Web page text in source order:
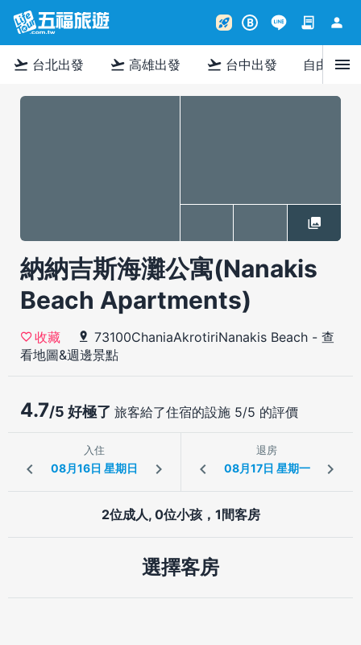
rocket_launch B contract person
flight_takeoff 台北出發 flight_takeoff 高雄出發 flight_takeoff 台中出發 自由行menu
納納吉斯海灘公寓(Nanakis
Beach Apartments)
收藏 73100ChaniaAkrotiriNanakis Beach - 查
看地圖&週邊景點
4.7/5 好極了 旅客給了住宿的設施 5/5 的評價
入住 退房
2位成人, 0位小孩，1間客房
選擇客房